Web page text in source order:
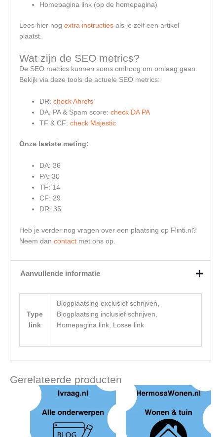
Homepagina link (op de homepagina)
Lees hier nog extra instructiesals je zelf een artikel
plaatst.
Wat zijn de SEO metrics?
De SEO metrics kunnen soms omhoog om omlaag gaan.
Bekijk via deze tools de actuele SEO metrics:
DR: check Ahrefs
DA, PA & Spam score: check DA PA
TF & CF: check Majestic
Onze laatste meting:
DA: 36
PA: 30
TF: 14
CF: 29
DR: 35
Heb je verder nog vragen over een plaatsing op Flinti.nl?
Neem dan contactmet ons op.
Aanvullende informatie
Type
link
Blogplaatsing exclusief schrijven,
Blogplaatsing inclusief schrijven,
Homepagina link, Losse link
Gerelateerde producten